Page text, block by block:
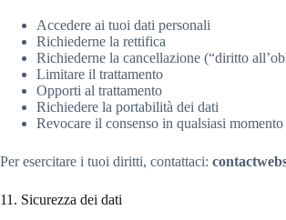
Accedere ai tuoi dati personali
Richiederne la rettifica
Richiederne la cancellazione (“diritto
Limitare il trattamento
Opporti al trattamento
Richiedere la portabilità dei dati
Revocare il consenso in qualsiasi momento
Per esercitare i tuoi diritti, contattaci:
11. Sicurezza dei dati